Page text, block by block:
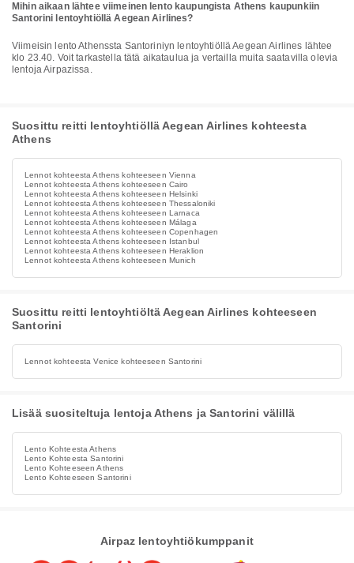
Mihin aikaan lähtee viimeinen lento kaupungista Athens kaupunkiin
Santorini lentoyhtiöllä Aegean Airlines?
Viimeisin lento Athenssta Santoriniyn lentoyhtiöllä Aegean Airlines lähtee
klo 23.40. Voit tarkastella tätä aikataulua ja vertailla muita saatavilla olevia
lentoja Airpazissa.
Suosittu reitti lentoyhtiöllä Aegean Airlines kohteesta
Athens
Lennot kohteesta Athens kohteeseen Vienna
Lennot kohteesta Athens kohteeseen Cairo
Lennot kohteesta Athens kohteeseen Helsinki
Lennot kohteesta Athens kohteeseen Thessaloniki
Lennot kohteesta Athens kohteeseen Larnaca
Lennot kohteesta Athens kohteeseen Málaga
Lennot kohteesta Athens kohteeseen Copenhagen
Lennot kohteesta Athens kohteeseen Istanbul
Lennot kohteesta Athens kohteeseen Heraklion
Lennot kohteesta Athens kohteeseen Munich
Suosittu reitti lentoyhtiöltä Aegean Airlines kohteeseen
Santorini
Lennot kohteesta Venice kohteeseen Santorini
Lisää suositeltuja lentoja Athens ja Santorini välillä
Lento Kohteesta Athens
Lento Kohteesta Santorini
Lento Kohteeseen Athens
Lento Kohteeseen Santorini
Airpaz lentoyhtiökumppanit